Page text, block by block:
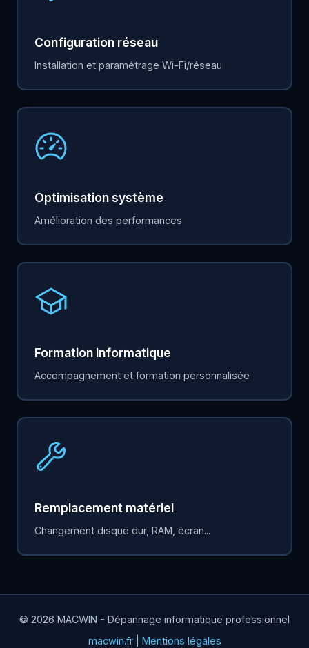
Configuration réseau
Installation et paramétrage Wi-Fi/réseau
Optimisation système
Amélioration des performances
Formation informatique
Accompagnement et formation personnalisée
Remplacement matériel
Changement disque dur, RAM, écran...
© 2026 MACWIN - Dépannage informatique professionnel
macwin.fr| Mentions légales